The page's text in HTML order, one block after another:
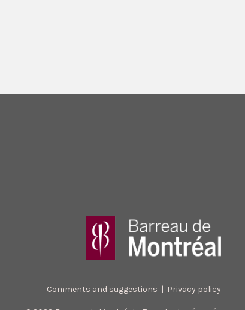
Comments and suggestions | Privacy policy